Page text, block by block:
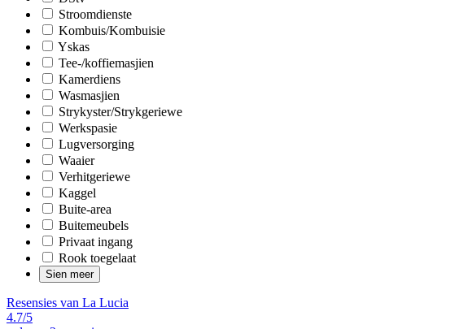
Stroomdienste
Kombuis/Kombuisie
Yskas
Tee-/koffiemasjien
Kamerdiens
Wasmasjien
Strykyster/Strykgeriewe
Werkspasie
Lugversorging
Waaier
Verhitgeriewe
Kaggel
Buite-area
Buitemeubels
Privaat ingang
Rook toegelaat
Sien meer
Resensies van La Lucia
4.7/5